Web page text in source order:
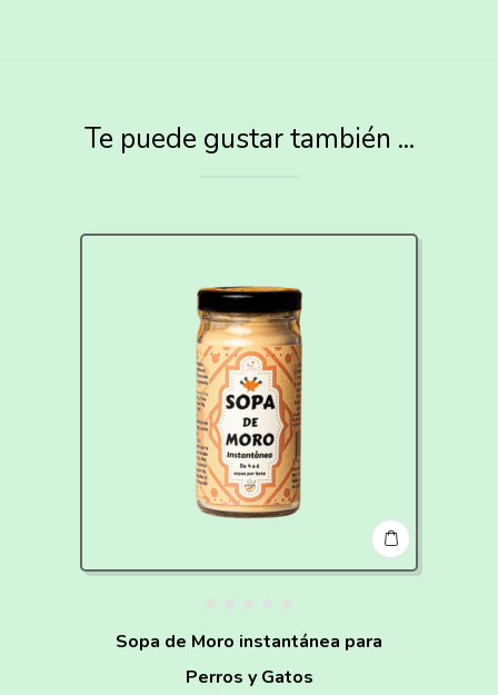
Te puede gustar también ...
Sopa de Moro instantánea para
Perros y Gatos